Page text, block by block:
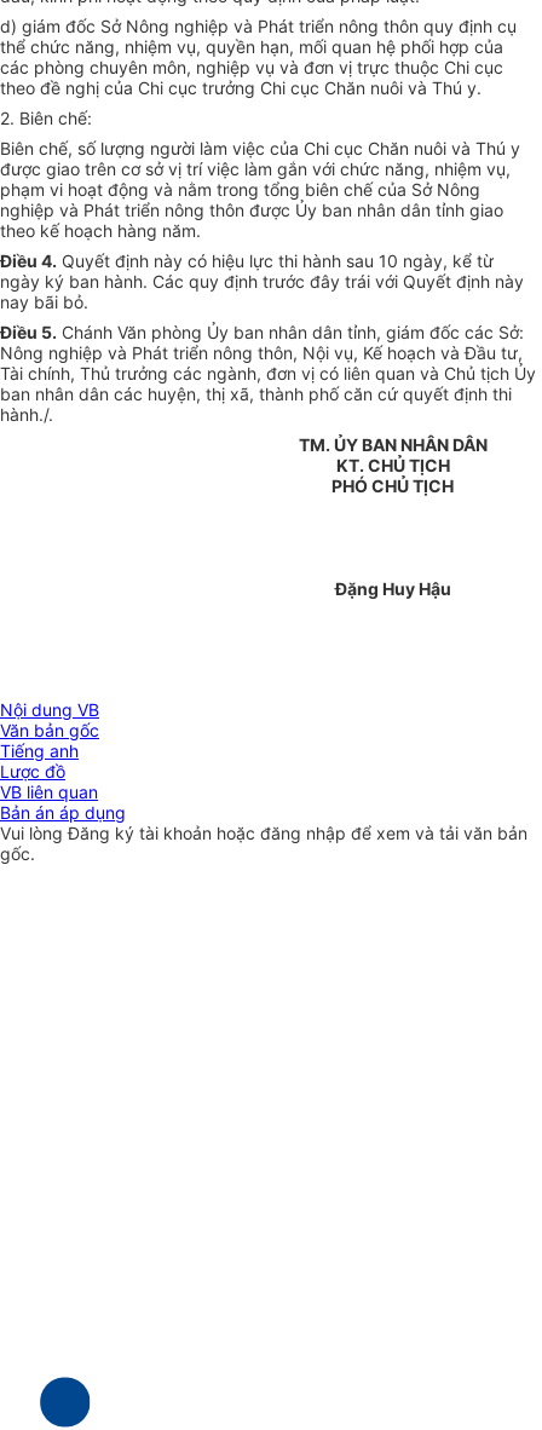
d) giám đốc Sở Nông nghiệp và Phát triển nông thôn quy định cụ
thể chức năng, nhiệm vụ, quyền hạn, mối quan hệ phối hợp của
các phòng chuyên môn, nghiệp vụ và đơn vị trực thuộc Chi cục
theo đề nghị của Chi cục trưởng Chi cục Chăn nuôi và Thú y.
2. Biên chế:
Biên chế, số lượng người làm việc của Chi cục Chăn nuôi và Thú y
được giao trên cơ sở vị trí việc làm gắn với chức năng, nhiệm vụ,
phạm vi hoạt động và nằm trong tổng biên chế của Sở Nông
nghiệp và Phát triển nông thôn được Ủy ban nhân dân tỉnh giao
theo kế hoạch hàng năm.
Điều 4. Quyết định này có hiệu lực thi hành sau 10 ngày, kể từ
ngày ký ban hành. Các quy định trước đây trái với Quyết định này
nay bãi bỏ.
Điều 5. Chánh Văn phòng Ủy ban nhân dân tỉnh, giám đốc các Sở:
Nông nghiệp và Phát triển nông thôn, Nội vụ, Kế hoạch và Đầu tư,
Tài chính, Thủ trưởng các ngành, đơn vị có liên quan và Chủ tịch Ủy
ban nhân dân các huyện, thị xã, thành phố căn cứ quyết định thi
hành./.
TM. ỦY BAN NHÂN DÂN
KT. CHỦ TỊCH
PHÓ CHỦ TỊCH
Đặng Huy Hậu
Nội dung VB
Văn bản gốc
Tiếng anh
Lược đồ
VB liên quan
Bản án áp dụng
Vui lòngĐăng ký tài khoản hoặc đăng nhập để xem và tải văn bản
gốc.